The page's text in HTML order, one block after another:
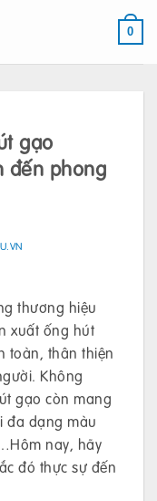
0
gạo
đến phong
thương hiệu
xuất ống hút
toàn, thân thiện
Không
gạo còn mang
đa dạng màu
nay, hãy
đó thực sự đến